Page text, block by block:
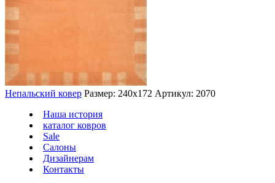
Непальский ковер Размер: 240х172 Артикул: 2070
Наша история
каталог ковров
Sale
Салоны
Дизайнерам
Контакты